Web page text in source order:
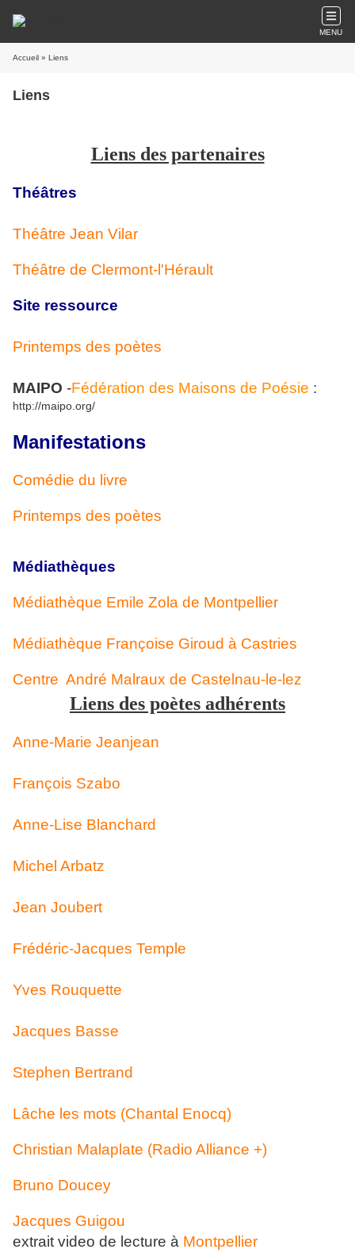
MENU
Accueil » Liens
Liens
Liens des partenaires
Théâtres
Théâtre Jean Vilar
Théâtre de Clermont-l'Hérault
Site ressource
Printemps des poètes
MAIPO -Fédération des Maisons de Poésie :
http://maipo.org/
Manifestations
Comédie du livre
Printemps des poètes
Médiathèques
Médiathèque Emile Zola de Montpellier
Médiathèque Françoise Giroud à Castries
Centre André Malraux de Castelnau-le-lez
Liens des poètes adhérents
Anne-Marie Jeanjean
François Szabo
Anne-Lise Blanchard
Michel Arbatz
Jean Joubert
Frédéric-Jacques Temple
Yves Rouquette
Jacques Basse
Stephen Bertrand
Lâche les mots (Chantal Enocq)
Christian Malaplate (Radio Alliance +)
Bruno Doucey
Jacques Guigou
extrait video de lecture à Montpellier